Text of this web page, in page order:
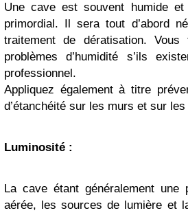
Une cave est souvent humide et
primordial. Il sera tout d’abord
traitement de dératisation.
problèmes d’humidité s’ils
professionnel.
Appliquez également à titre
d’étanchéité sur les murs et sur
Luminosité :
La cave étant généralement une
aérée, les sources de lumière et